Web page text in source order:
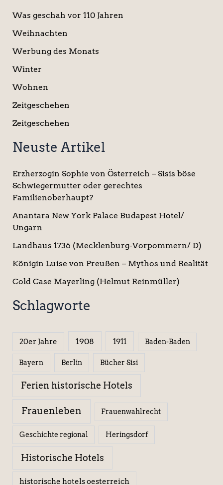
Was geschah vor 110 Jahren
Weihnachten
Werbung des Monats
Winter
Wohnen
Zeitgeschehen
Zeitgeschehen
Neuste Artikel
Erzherzogin Sophie von Österreich – Sisis böse
Schwiegermutter oder gerechtes
Familienoberhaupt?
Anantara New York Palace Budapest Hotel/
Ungarn
Landhaus 1736 (Mecklenburg-Vorpommern/ D)
Königin Luise von Preußen – Mythos und Realität
Cold Case Mayerling (Helmut Reinmüller)
Schlagworte
20er Jahre 1908 1911 Baden-Baden
Bayern Berlin Bücher Sisi
Ferien historische Hotels
Frauenleben Frauenwahlrecht
Geschichte regional Heringsdorf
Historische Hotels
historische hotels oesterreich